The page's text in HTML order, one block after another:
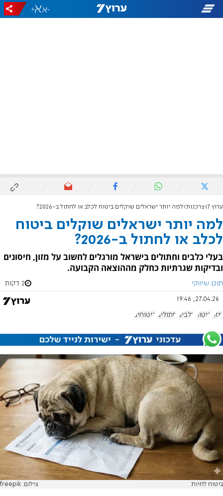
-
+
ערוץ 7 צרכנות למה יותר ישראלים שוקלים ביטוח לכלב או לחתול ב-2026?
למה יותר ישראלים שוקלים ביטוח
לכלב או לחתול ב-2026?
בעלי כלבים וחתולים בישראל מורגלים לחשוב על מזון, חיסונים
ובדיקות שגרתיות כחלק מההוצאה הקבועה.
תוכן שיווקי 2 דקות
27.04.26, 19:46
מזון ביטוח כלבים חתולים ביטוחים
ביטוח לחיות צילום: freepik